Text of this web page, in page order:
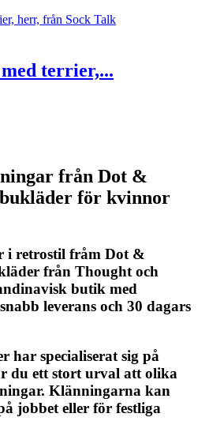
terrier,...
från Dot &
kläder för kvinnor
i retrostil fråm Dot &
från Thought och
butik med
leverans och 30 dagars
har specialiserat sig på
du ett stort urval att olika
Klänningarna kan
jobbet eller för festliga